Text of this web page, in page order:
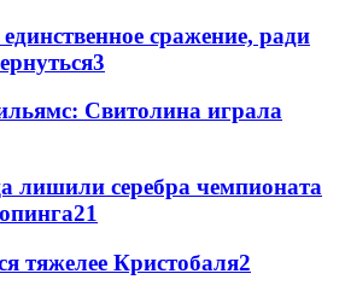
сражение, ради
3
Свитолина играла
лишили серебра чемпионата
21
тяжелее Кристобаля2